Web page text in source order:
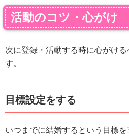
活動のコツ・心がけ
次に登録・活動する時に心がけ
す。
目標設定をする
いつまでに結婚するという目標